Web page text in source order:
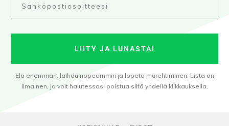
LIITY JA LUNASTA!
Elä enemmän, laihdu nopeammin ja lopeta murehtiminen. Lista on
ilmainen, ja voit halutessasi poistua siltä yhdellä klikkauksella.